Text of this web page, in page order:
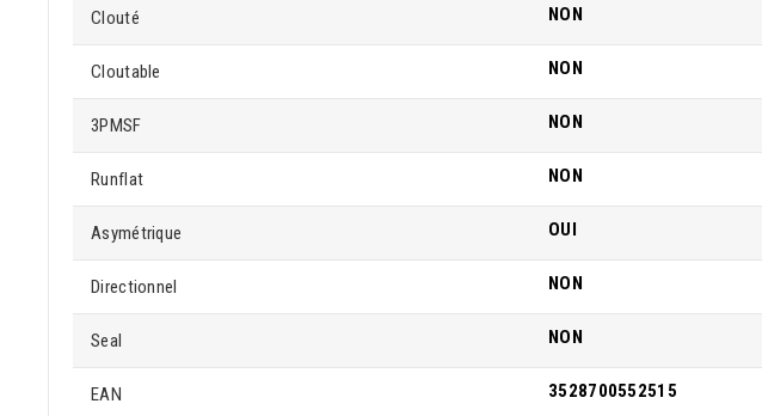
Clouté NON
Cloutable NON
3PMSF NON
Runflat NON
Asymétrique OUI
Directionnel NON
Seal NON
EAN 3528700552515